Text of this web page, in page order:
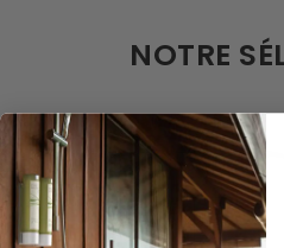
NOTRE